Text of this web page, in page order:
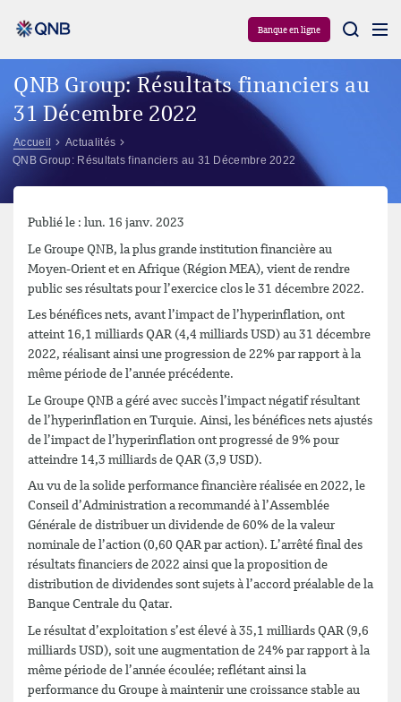
Banque en ligne
QNB Group: Résultats financiers au
31 Décembre 2022
Accueil
Actualités
QNB Group: Résultats financiers au 31 Décembre 2022
Publié le : lun. 16 janv. 2023
Le Groupe QNB, la plus grande institution financière au
Moyen-Orient et en Afrique (Région MEA), vient de rendre
public ses résultats pour l’exercice clos le 31 décembre 2022.
Les bénéfices nets, avant l’impact de l’hyperinflation, ont
atteint 16,1 milliards QAR (4,4 milliards USD) au 31 décembre
2022, réalisant ainsi une progression de 22% par rapport à la
même période de l’année précédente.
Le Groupe QNB a géré avec succès l’impact négatif résultant
de l’hyperinflation en Turquie. Ainsi, les bénéfices nets ajustés
de l’impact de l’hyperinflation ont progressé de 9% pour
atteindre 14,3 milliards de QAR (3,9 USD).
Au vu de la solide performance financière réalisée en 2022, le
Conseil d’Administration a recommandé à l’Assemblée
Générale de distribuer un dividende de 60% de la valeur
nominale de l’action (0,60 QAR par action). L’arrêté final des
résultats financiers de 2022 ainsi que la proposition de
distribution de dividendes sont sujets à l’accord préalable de la
Banque Centrale du Qatar.
Le résultat d’exploitation s’est élevé à 35,1 milliards QAR (9,6
milliards USD), soit une augmentation de 24% par rapport à la
même période de l’année écoulée; reflétant ainsi la
performance du Groupe à maintenir une croissance stable au